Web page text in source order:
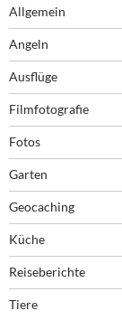
Allgemein
Angeln
Ausflüge
Filmfotografie
Fotos
Garten
Geocaching
Küche
Reiseberichte
Tiere